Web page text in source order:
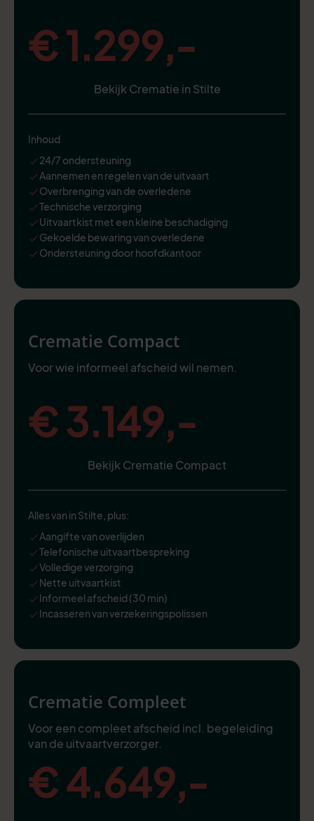
€ 1.299,-
Bekijk Crematie in Stilte
Inhoud
24/7 ondersteuning
Aannemen en regelen van de uitvaart
Overbrenging van de overledene
Technische verzorging
Uitvaartkist met een kleine beschadiging
Gekoelde bewaring van overledene
Ondersteuning door hoofdkantoor
Crematie Compact
Voor wie informeel afscheid wil nemen.
€ 3.149,-
Bekijk Crematie Compact
Alles van in Stilte, plus:
Aangifte van overlijden
Telefonische uitvaartbespreking
Volledige verzorging
Nette uitvaartkist
Informeel afscheid (30 min)
Incasseren van verzekeringspolissen
Crematie Compleet
Voor een compleet afscheid incl. begeleiding
van de uitvaartverzorger.
€ 4.649,-